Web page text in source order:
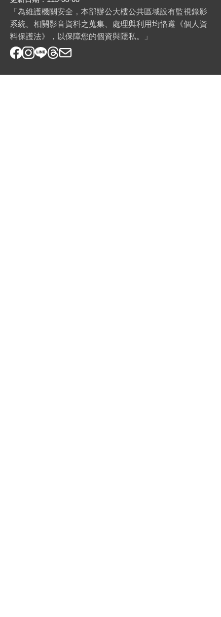
「為維護機關安全，本部辦公大樓公共區域設有監視錄影
系統。相關影音資料之蒐集、處理與利用均恪遵《個人資
料保護法》，以保障您的個資與隱私。」